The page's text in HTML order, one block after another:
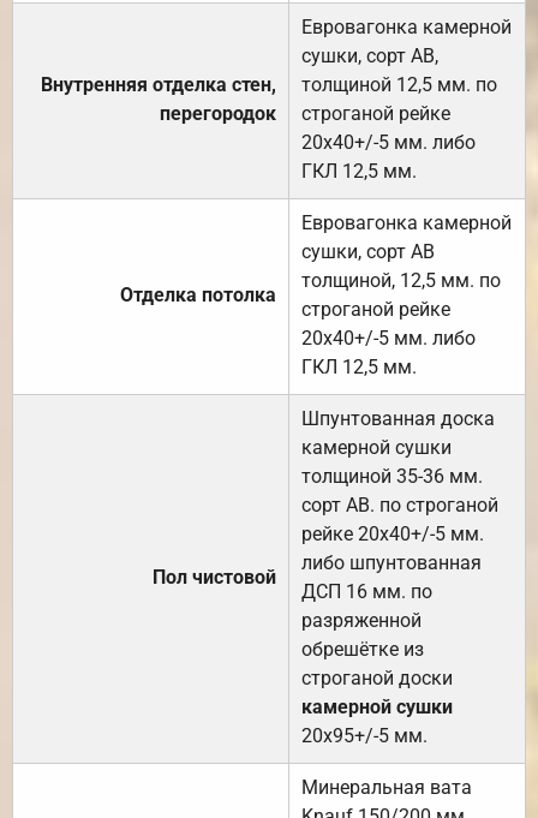
Внутренняя отделка стен,
перегородок
Евровагонка камерной
сушки, сорт АВ,
толщиной 12,5 мм. по
строганой рейке
20х40+/-5 мм. либо
ГКЛ 12,5 мм.
Отделка потолка
Евровагонка камерной
сушки, сорт АВ
толщиной, 12,5 мм. по
строганой рейке
20х40+/-5 мм. либо
ГКЛ 12,5 мм.
Пол чистовой
Шпунтованная доска
камерной сушки
толщиной 35-36 мм.
сорт АВ. по строганой
рейке 20х40+/-5 мм.
либо шпунтованная
ДСП 16 мм. по
разряженной
обрешётке из
строганой доски
камерной сушки
20х95+/-5 мм.
Минеральная вата